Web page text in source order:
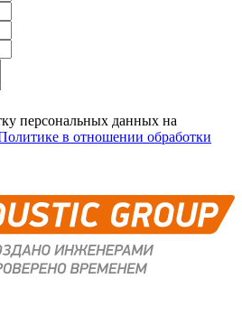
персональных данных на
в отношении обработки